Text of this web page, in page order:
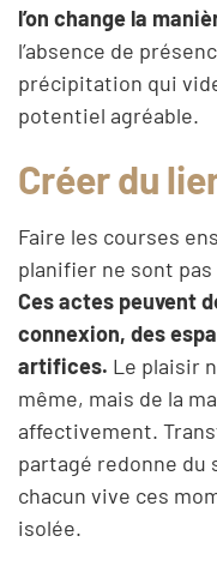
l’on change la
l’absence de
précipitation qui
potentiel agréable.
Créer du
Faire les courses
planifier ne sont
Ces actes peuvent
connexion, des
artifices. Le plaisir
même, mais de la
affectivement.
partagé redonne du
chacun vive ces
isolée.